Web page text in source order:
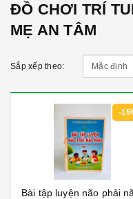
ĐỒ CHƠI TRÍ
MẸ AN TÂM
Sắp xếp theo:
-
Bài tập luyện não phải